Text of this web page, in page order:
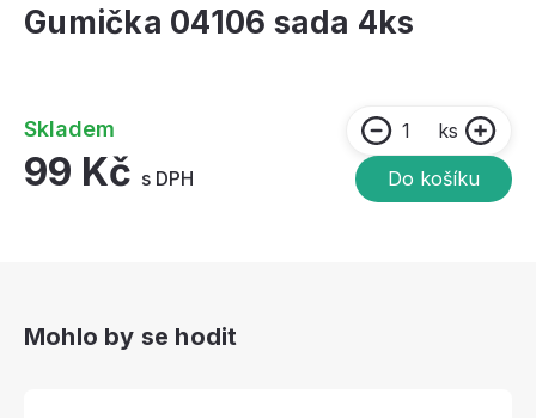
Gumička 04106 sada 4ks
Skladem
99 Kč s DPH
ks
Do košíku
Mohlo by se hodit